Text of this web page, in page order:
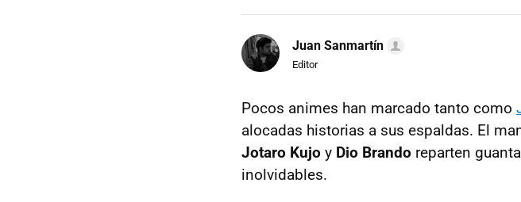
Juan Sanmartín
Editor
Pocos animes han marcado tanto como
alocadas historias a sus espaldas. El
Jotaro Kujo y Dio Brando reparten
inolvidables.